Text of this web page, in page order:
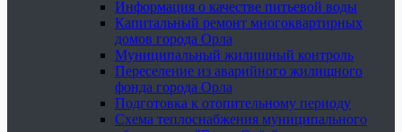
Информация о качестве питьевой воды
Капитальный ремонт многоквартирных
домов города Орла
Муниципальный жилищный контроль
Переселение из аварийного жилищного
фонда города Орла
Подготовка к отопительному периоду
Схема теплоснабжения муниципального